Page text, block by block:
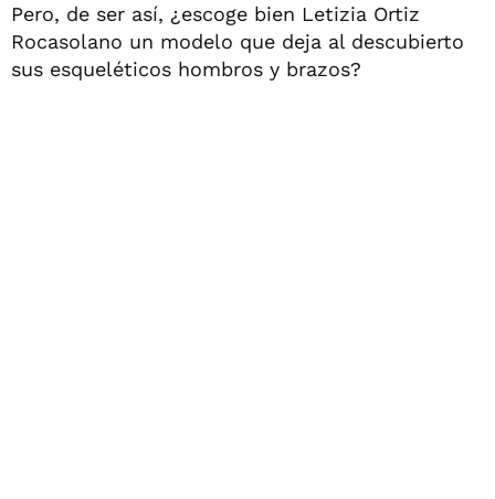
Pero, de ser así, ¿escoge bien Letizia Ortiz
Rocasolano un modelo que deja al descubierto
sus esqueléticos hombros y brazos?